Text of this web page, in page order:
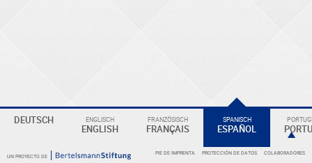
DEUTSCH ENGLISCH
ENGLISH
FRANZÖSISCH
FRANÇAIS
SPANISCH
ESPAÑOL
UN PROYECTO DE PIE DE IMPRENTA PROTECCIÓN DE DATOS COLABORADORES
Eine